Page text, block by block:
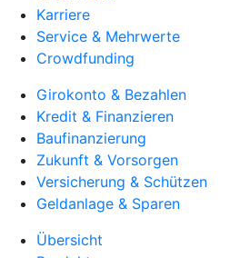
Karriere
Service & Mehrwerte
Crowdfunding
Girokonto & Bezahlen
Kredit & Finanzieren
Baufinanzierung
Zukunft & Vorsorgen
Versicherung & Schützen
Geldanlage & Sparen
Übersicht